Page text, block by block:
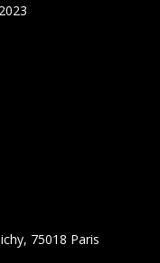
75018 Paris